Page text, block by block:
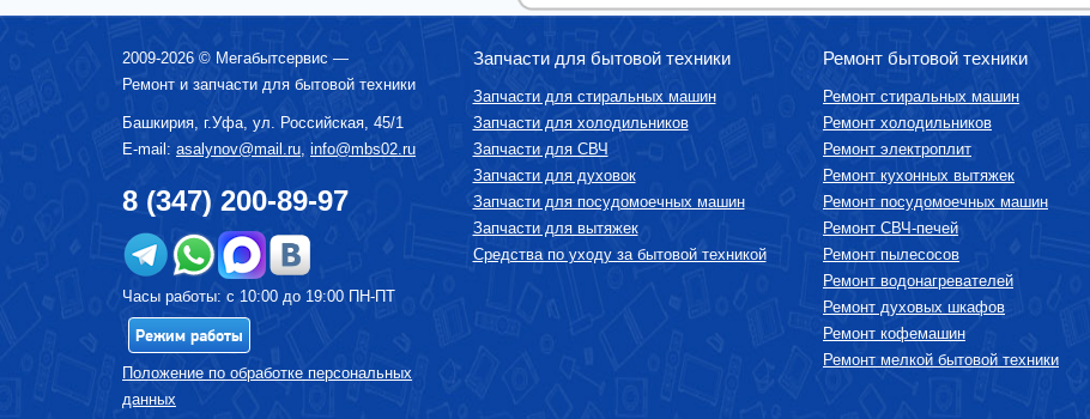
ПЫЛЕСОСЫ
СРЕДСТВА ПО УХОДУ ЗА БЫТОВОЙ
ТЕХНИКОЙ
СУШИЛЬНЫЕ МАШИНЫ
ТЕЛЕВИЗОРЫ
ТОСТЕРЫ
УВЛАЖНИТЕЛИ, ОЧИСТИТЕЛИ ВОЗДУХА
УТЮГИ И ГЛАДИЛЬНЫЕ УСТРОЙСТВА
ФЕНЫ-ЩЕТКИ
ХЛЕБОПЕЧКИ
2009-2026 © Мегабытсервис —
Ремонт и запчасти для бытовой техники
Башкирия, г.Уфа ул. Российская, 45/1
E-mail: asalynov@mail.ru info@mbs02.ru
8 (347) 200-89-97
Часы работы: с 10:00 до 19:00 ПН-ПТ
Режим работы
Положение по обработке персональных
данных
Запчасти для бытовой техники
Запчасти для стиральных машин
Запчасти для холодильников
Запчасти для СВЧ
Запчасти для духовок
Запчасти для посудомоечных машин
Запчасти для вытяжек
Средства по уходу за бытовой техникой
Ремонт бытовой техники
Ремонт стиральных машин
Ремонт холодильников
Ремонт электроплит
Ремонт кухонных вытяжек
Ремонт посудомоечных машин
Ремонт СВЧ-печей
Ремонт пылесосов
Ремонт водонагревателей
Ремонт духовых шкафов
Ремонт кофемашин
Ремонт мелкой бытовой техники